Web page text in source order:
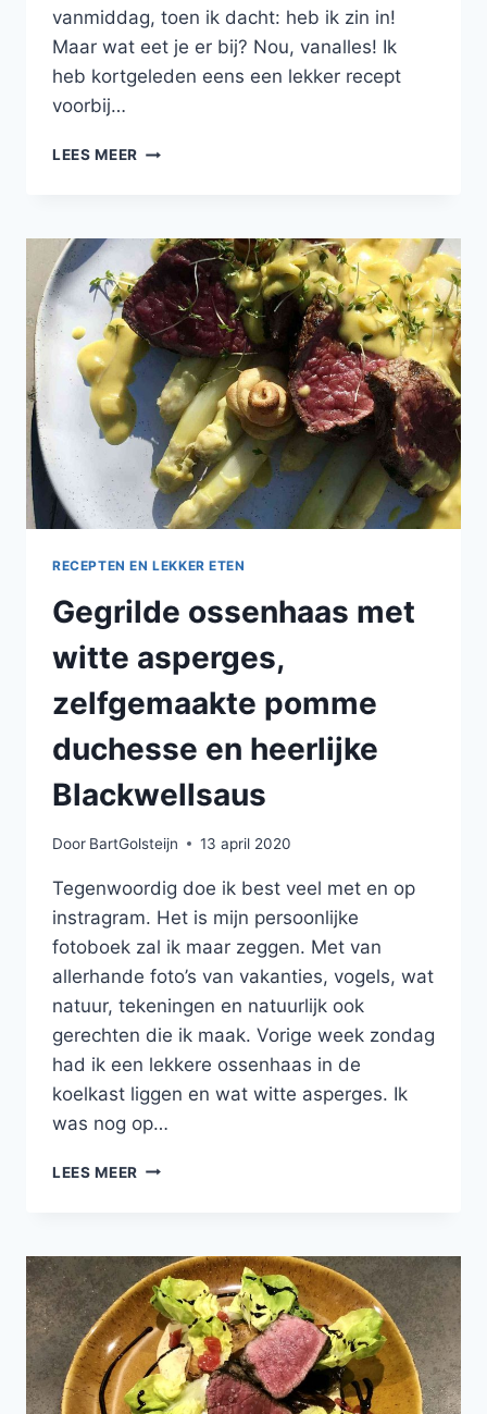
vanmiddag, toen ik dacht: heb ik zin in!
Maar wat eet je er bij? Nou, vanalles! Ik
heb kortgeleden eens een lekker recept
voorbij…
LEES MEER OSSENHAAS
RODE
UI,
CRÈME
VAN
BLOEMKOOL
EN
PORTSAUS
RECEPTEN EN LEKKER ETEN
Gegrilde ossenhaas met
witte asperges,
zelfgemaakte pomme
duchesse en heerlijke
Blackwellsaus
Door BartGolsteijn 13 april 2020
Tegenwoordig doe ik best veel met en op
instragram. Het is mijn persoonlijke
fotoboek zal ik maar zeggen. Met van
allerhande foto’s van vakanties, vogels, wat
natuur, tekeningen en natuurlijk ook
gerechten die ik maak. Vorige week zondag
had ik een lekkere ossenhaas in de
koelkast liggen en wat witte asperges. Ik
was nog op…
LEES MEER GEGRILDE
ASPERGES,
ZELFGEMAAKTE
POMME
DUCHESSE
EN
HEERLIJKE
BLACKWELLSAUS